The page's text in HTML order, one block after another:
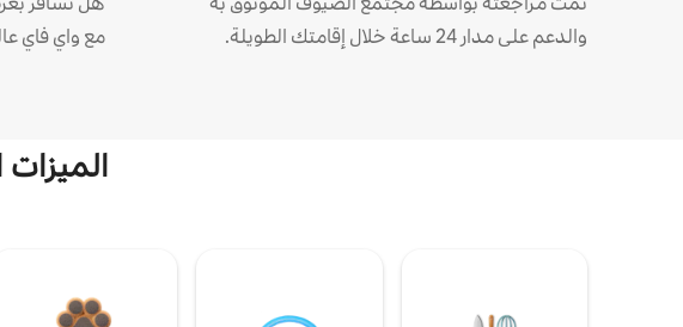
والدعم على مدار 24 ساعة خلال إقامتك الطويلة.
مع واي فاي
الميزات